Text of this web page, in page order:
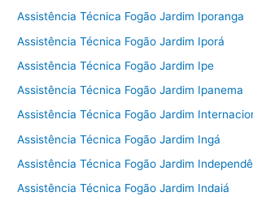
Assistência Técnica Fogão Jardim Iporanga
Assistência Técnica Fogão Jardim Iporá
Assistência Técnica Fogão Jardim Ipe
Assistência Técnica Fogão Jardim Ipanema
Assistência Técnica Fogão Jardim
Assistência Técnica Fogão Jardim Ingá
Assistência Técnica Fogão Jardim
Assistência Técnica Fogão Jardim Indaiá